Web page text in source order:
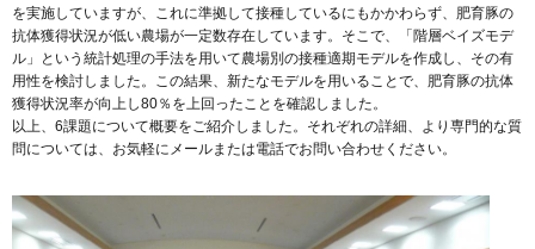
を実施していますが、これに準拠して接種しているにもかかわらず、肥育豚の
抗体獲得状況が低い農場が一定数存在しています。そこで、「階層ベイズモデ
ル」という統計処理の手法を用いて農場別の接種適期モデルを作成し、その有
用性を検討しました。この結果、新たなモデルを用いることで、肥育豚の抗体
獲得状況率が向上し80％を上回ったことを確認しました。
以上、6課題について概要をご紹介しました。それぞれの詳細、より専門的な質
問については、お気軽にメールまたは電話でお問い合わせください。